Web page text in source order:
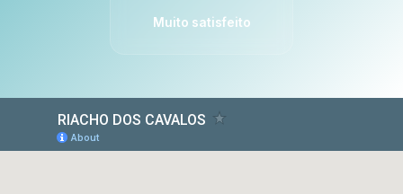
Muito satisfeito